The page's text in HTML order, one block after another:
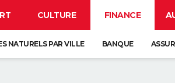
CULTURE FINANCE
NATURELS PAR VILLE BANQUE